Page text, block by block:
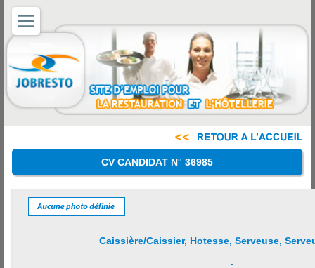
CV CANDIDAT N° 36985
Caissière/Caissier, Hotesse, Serveuse,
.